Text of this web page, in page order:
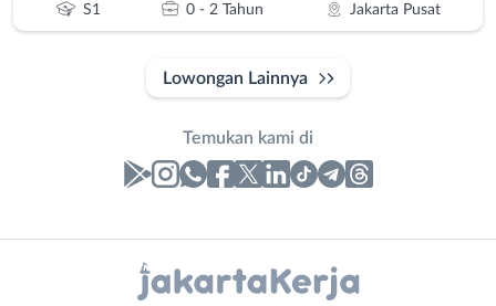
S1 0 - 2 Tahun Jakarta Pusat
Lowongan Lainnya
Temukan kami di